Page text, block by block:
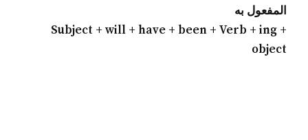
المفعول به
Subject + will + have + been + Verb + ing +
object